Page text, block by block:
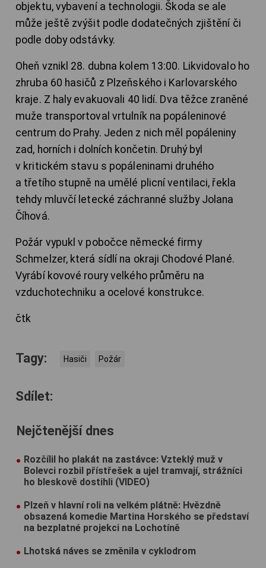
objektu, vybavení a technologii. Škoda se ale
může ještě zvýšit podle dodatečných zjištění či
podle doby odstávky.
Oheň vznikl 28. dubna kolem 13:00. Likvidovalo ho
zhruba 60 hasičů z Plzeňského i Karlovarského
kraje. Z haly evakuovali 40 lidí. Dva těžce zraněné
muže transportoval vrtulník na popáleninové
centrum do Prahy. Jeden z nich měl popáleniny
zad, horních i dolních končetin. Druhý byl
v kritickém stavu s popáleninami druhého
a třetího stupně na umělé plicní ventilaci, řekla
tehdy mluvčí letecké záchranné služby Jolana
Číhová.
Požár vypukl v pobočce německé firmy
Schmelzer, která sídlí na okraji Chodové Plané.
Vyrábí kovové roury velkého průměru na
vzduchotechniku a ocelové konstrukce.
čtk
Tagy: Hasiči Požár
Sdílet:
Nejčtenější dnes
Rozčílil ho plakát na zastávce: Vzteklý muž v
Bolevci rozbil přístřešek a ujel tramvají, strážníci
ho bleskově dostihli (VIDEO)
Plzeň v hlavní roli na velkém plátně: Hvězdně
obsazená komedie Martina Horského se představí
na bezplatné projekci na Lochotíně
Lhotská náves se změnila v cyklodrom